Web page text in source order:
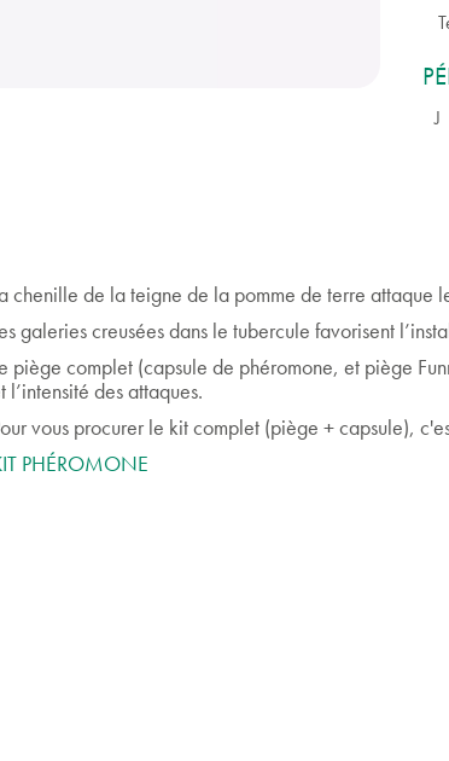
J
chenille de la teigne de la pomme de terre attaque
galeries creusées dans le tubercule favorisent
piège complet (capsule de phéromone, et piège
l’intensité des attaques.
vous procurer le kit complet (piège + capsule),
PHÉROMONE